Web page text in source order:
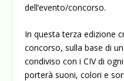
dell’evento/concorso.
In questa terza edizione
concorso, sulla base di
condiviso con i CIV di
porterà suoni, colori e